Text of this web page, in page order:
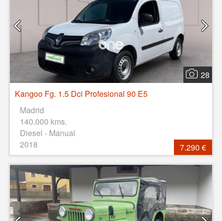
28
Kangoo Fg. 1.5 Dci Profesional 90 E5
Madrid
140.000 kms.
Diesel - Manual
2018
7.290 €